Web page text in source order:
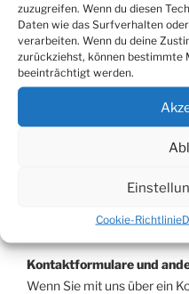
zuzugreifen. Wenn du diesen
Daten wie das Surfverhalten
verarbeiten. Wenn du deine
zurückziehst, können bestimmte
beeinträchtigt werden.
Cookie-Richtlinie
Datenlöschung
Wir löschen nach den
die von uns verarbeiteten
Die von uns gespeicherten
nicht gesetzlich zur
Ihre Verarbeitung von uns
Zwecke verarbeitet.
Kontaktformulare und
Wenn Sie mit uns über ein